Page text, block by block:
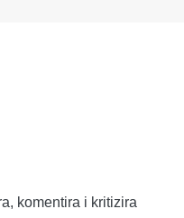
komentira i kritizira